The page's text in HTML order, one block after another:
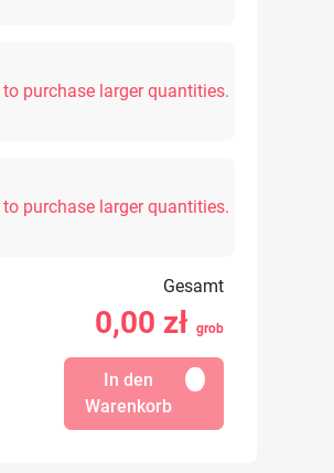
purchase larger quantities.
purchase larger quantities.
Gesamt
0,00 zł grob
In den
Warenkorb